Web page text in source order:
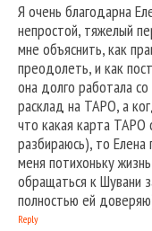
Я очень благодарна
непростой, тяжелый
мне объяснить, как
преодолеть, и как
она долго работала
расклад на ТАРО, а
что какая карта ТАРО
разбираюсь), то Елена
меня потихоньку
обращаться к Шувани
полностью ей
Reply